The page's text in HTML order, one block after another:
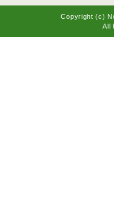
Copyright (c)
All